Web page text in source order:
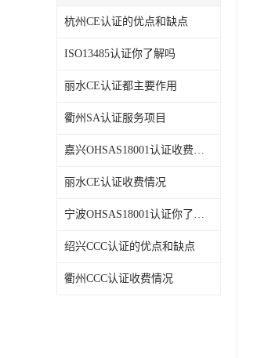
杭州CE认证的优点和缺点
ISO13485认证你了解吗
丽水CE认证都主要作用
衢州SA认证服务项目
嘉兴OHSAS18001认证收费情况
丽水CE认证收费情况
宁波OHSAS18001认证你了解吗
绍兴CCC认证的优点和缺点
衢州CCC认证收费情况